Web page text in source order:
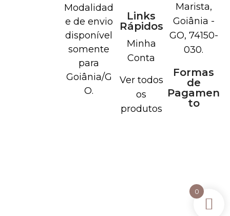
Modalidad
e de envio
disponível
somente
para
Goiânia/G
O.
Links
Rápidos
Minha
Conta
Ver todos
os
produtos
Marista,
Goiânia -
GO, 74150-
030.
Formas
de
Pagamen
to
0